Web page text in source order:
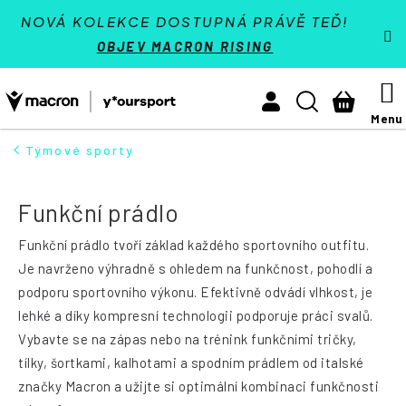
NOVÁ KOLEKCE DOSTUPNÁ PRÁVĚ TEĎ!
OBJEV MACRON RISING
Hledat
košík
VÝPRODEJ - SLEVY 70 %
Activewear
Reference
Kontakt
Přihlásit se
+420 224 250 000
(Po-Pá 9:00 - 16:30 hod.)
Měna(CZK)
Týmové sporty
Funkční prádlo
Funkční prádlo tvoří základ každého sportovního outfitu.
Je navrženo výhradně s ohledem na funkčnost, pohodlí a
podporu sportovního výkonu. Efektivně odvádí vlhkost, je
lehké a díky kompresní technologii podporuje práci svalů.
Vybavte se na zápas nebo na trénink funkčními tričky,
tílky, šortkami, kalhotami a spodním prádlem od italské
značky Macron a užijte si optimální kombinaci funkčnosti
k
HLEDAT